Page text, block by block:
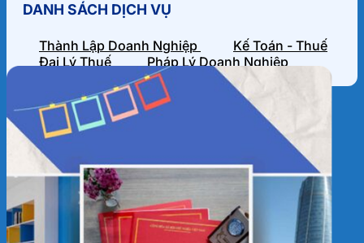
DANH SÁCH DỊCH VỤ
Thành Lập Doanh Nghiệp
Kế Toán - Thuế
Đại Lý Thuế
Pháp Lý Doanh Nghiệp
HỒ SƠ NĂNG LỰC